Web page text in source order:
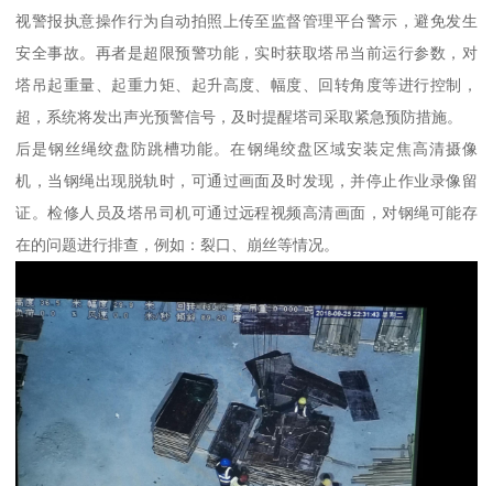
视警报执意操作行为自动拍照上传至监督管理平台警示，避免发生
安全事故。再者是超限预警功能，实时获取塔吊当前运行参数，对
塔吊起重量、起重力矩、起升高度、幅度、回转角度等进行控制，
超，系统将发出声光预警信号，及时提醒塔司采取紧急预防措施。
后是钢丝绳绞盘防跳槽功能。在钢绳绞盘区域安装定焦高清摄像
机，当钢绳出现脱轨时，可通过画面及时发现，并停止作业录像留
证。检修人员及塔吊司机可通过远程视频高清画面，对钢绳可能存
在的问题进行排查，例如：裂口、崩丝等情况。